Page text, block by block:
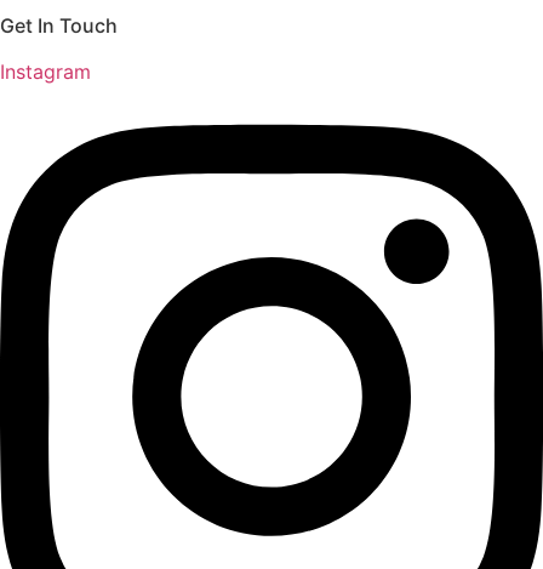
Get In Touch
Instagram